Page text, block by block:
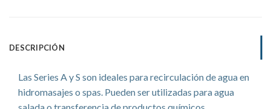
DESCRIPCIÓN
Las Series A y S son ideales para recirculación de agua en
hidromasajes o spas. Pueden ser utilizadas para agua
salada o transferencia de productos químicos.